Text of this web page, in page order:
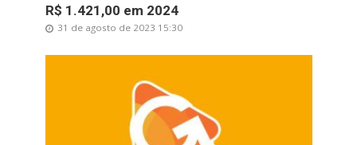
R$ 1.421,00 em 2024
31 de agosto de 2023 15:30